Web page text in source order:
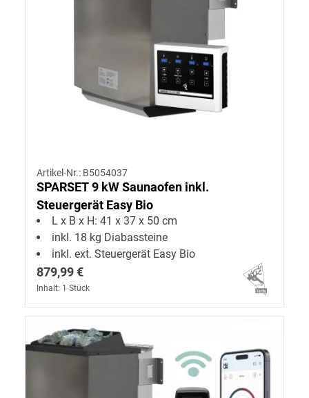
Artikel-Nr.: B5054037
SPARSET 9 kW Saunaofen inkl.
Steuergerät Easy Bio
L x B x H: 41 x 37 x 50 cm
inkl. 18 kg Diabassteine
inkl. ext. Steuergerät Easy Bio
879,99 €
Inhalt: 1 Stück